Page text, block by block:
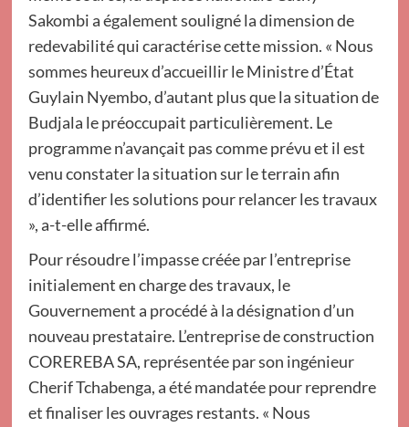
Sakombi a également souligné la dimension de
redevabilité qui caractérise cette mission. « Nous
sommes heureux d’accueillir le Ministre d’État
Guylain Nyembo, d’autant plus que la situation de
Budjala le préoccupait particulièrement. Le
programme n’avançait pas comme prévu et il est
venu constater la situation sur le terrain afin
d’identifier les solutions pour relancer les travaux
», a-t-elle affirmé.
Pour résoudre l’impasse créée par l’entreprise
initialement en charge des travaux, le
Gouvernement a procédé à la désignation d’un
nouveau prestataire. L’entreprise de construction
COREREBA SA, représentée par son ingénieur
Cherif Tchabenga, a été mandatée pour reprendre
et finaliser les ouvrages restants. « Nous